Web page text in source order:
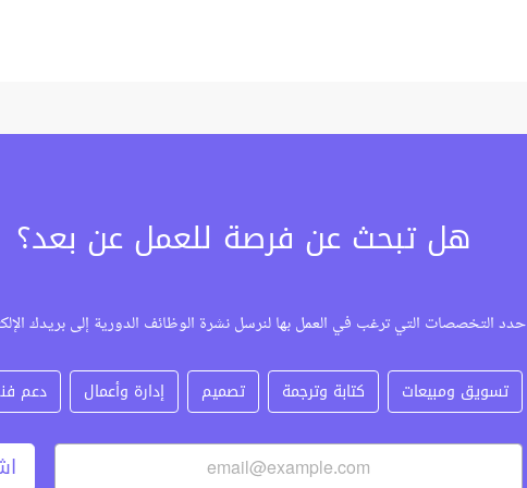
هل تبحث عن فرصة للعمل عن بعد؟
حدد التخصصات التي ترغب في العمل بها لنرسل نشرة الوظائف الدورية إلى بريدك
تسويق ومبيعات كتابة وترجمة تصميم إدارة وأعمال دعم